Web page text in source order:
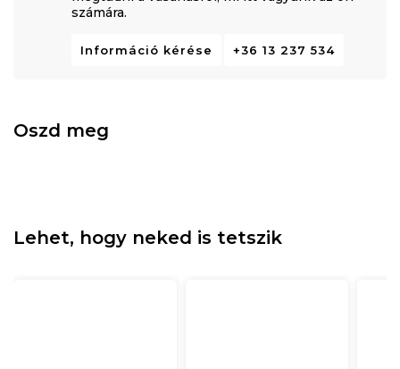
számára.
Információ kérése +36 13 237 534
Oszd meg
Lehet, hogy neked is tetszik